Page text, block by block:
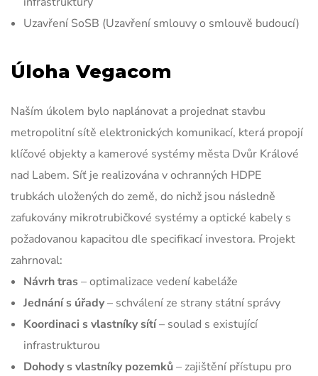
Uzavření SoSB (Uzavření smlouvy o smlouvě budoucí)
Úloha Vegacom
Naším úkolem bylo naplánovat a projednat stavbu
metropolitní sítě elektronických komunikací, která propojí
klíčové objekty a kamerové systémy města Dvůr Králové
nad Labem. Síť je realizována v ochranných HDPE
trubkách uložených do země, do nichž jsou následně
zafukovány mikrotrubičkové systémy a optické kabely s
požadovanou kapacitou dle specifikací investora. Projekt
zahrnoval:
Návrh tras– optimalizace vedení kabeláže
Jednání s úřady– schválení ze strany státní správy
Koordinaci s vlastníky sítí– soulad s existující
infrastrukturou
Dohody s vlastníky pozemků– zajištění přístupu pro